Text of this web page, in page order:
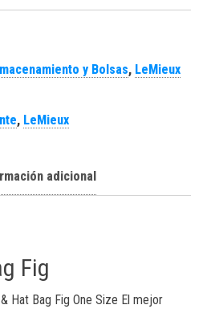
y Bolsas, LeMieux
, LeMieux
adicional
Fig
Hat Bag Fig One Size El mejor